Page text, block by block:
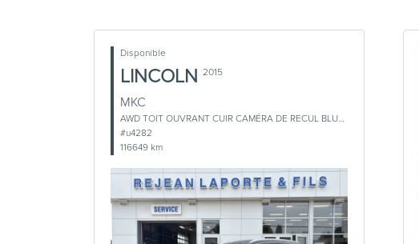
Disponible
LINCOLN 2015
MKC
AWD TOIT OUVRANT CUIR CAMÉRA DE RECUL BLUETOOTH
#u4282
116649 km